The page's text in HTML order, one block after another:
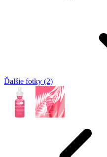
Ďalšie fotky (2)